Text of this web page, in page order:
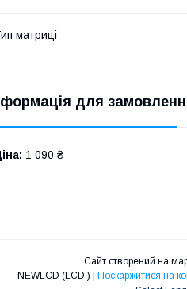
матриці
для
1 090 ₴
Сайт створений на
NEWLCD (LCD ) | Поскаржитися на